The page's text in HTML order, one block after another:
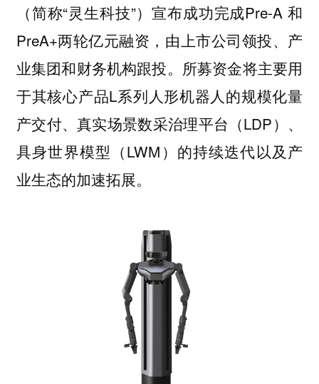
（简称“灵生科技”）宣布成功完成Pre-A 和
PreA+两轮亿元融资，由上市公司领投、产
业集团和财务机构跟投。所募资金将主要用
于其核心产品L系列人形机器人的规模化量
产交付、真实场景数采治理平台（LDP）、
具身世界模型（LWM）的持续迭代以及产
业生态的加速拓展。